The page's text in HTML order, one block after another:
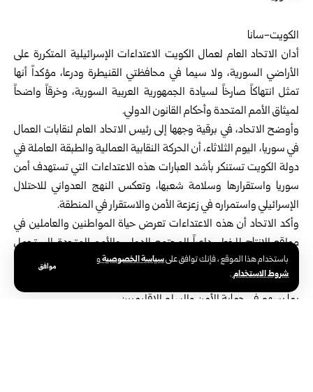
باستخدام هذا الموقع ، فإنك توافق علىسياسة الخصوصيةو
شروط الاستخدام.
موافق
الكويت-سانا‌‎ ‎
أدان الاتحاد العام لعمال الكويت الاعتداءات الإسرائيلية ‏المتكررة على
الأراضي السورية، ولا سيما في محافظتي ‏القنيطرةودرعا، مؤكداً أنها
تمثل انتهاكاً صارخاً لسيادة ‏الجمهورية العربية السورية، وخرقاً واضحاً
لميثاق الأمم ‏المتحدة وأحكام القانون الدولي‎.‎
وأوضح الاتحاد، في برقية وجهها إلى رئيس الاتحاد ‏العام لنقابات العمال
في سوريا، اليوم الثلاثاء، أن الحركة ‏النقابية العمالية والطبقة العاملة في
دولة الكويت تستنكر ‏بأشد العبارات هذه الاعتداءات التي تستهدف أمن
سوريا ‏واستقرارها وسلامة شعبها، وتعكس النهج العدواني ‏للاحتلال
الإسرائيلي واستمراره في زعزعة الأمن ‏والاستقرار في المنطقة‎.‎
وأكد الاتحاد أن هذه الاعتداءات تعرض حياة المواطنين ‏والعاملين في
مواقع الإنتاج للخطر، داعياً المجتمع الدولي ‏والأمم المتحدة إلى تحمل
مسؤولياتهما القانونية ‏والأخلاقية، واتخاذ موقف حازم لوقف هذه
الاعتداءات، وضمان ‏احترام سيادة سوريا وتطبيق قواعد القانون الدولي،
بما ‏يسهم في حماية الأمن والسلم الإقليميين‎.‎